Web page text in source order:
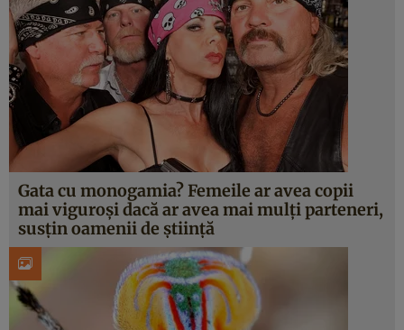
Gata cu monogamia? Femeile ar avea copii
mai viguroşi dacă ar avea mai mulţi parteneri,
susţin oamenii de ştiinţă